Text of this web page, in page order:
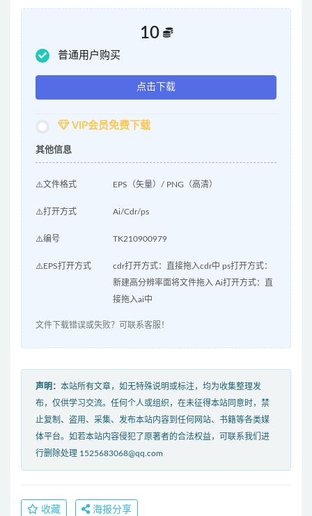
10
普通用户购买
点击下载
VIP会员免费下载
其他信息
⚠️文件格式 EPS（矢量）/ PNG（高清）
⚠️打开方式 Ai/Cdr/ps
⚠️编号 TK210900979
⚠️EPS打开方式
cdr打开方式：直接拖入cdr中 ps打开方式：
新建高分辨率面将文件拖入 Ai打开方式：直
接拖入ai中
文件下载错误或失败？可联系客服！
声明： 本站所有文章，如无特殊说明或标注，均为收集整理发
布，仅供学习交流。任何个人或组织，在未征得本站同意时，禁
止复制、盗用、采集、发布本站内容到任何网站、书籍等各类媒
体平台。如若本站内容侵犯了原著者的合法权益，可联系我们进
行删除处理 1525683068@qq.com
收藏 海报分享